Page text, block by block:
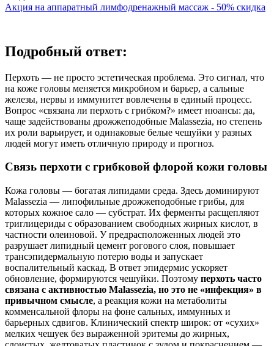
Акция на аппаратный лимфодренажный массаж - 50% скидка
Подробный ответ:
Перхоть — не просто эстетическая проблема. Это сигнал, что
на коже головы меняется микробиом и барьер, а сальные
железы, нервы и иммунитет вовлечены в единый процесс.
Вопрос «связана ли перхоть с грибком?» имеет нюансы: да,
чаще задействованы дрожжеподобные Malassezia, но степень
их роли варьирует, и одинаковые белые чешуйки у разных
людей могут иметь отличную природу и прогноз.
Связь перхоти с грибковой флорой кожи головы
Кожа головы — богатая липидами среда. Здесь доминируют
Malassezia — липофильные дрожжеподобные грибы, для
которых кожное сало — субстрат. Их ферменты расщепляют
триглицериды с образованием свободных жирных кислот, в
частности олеиновой. У предрасположенных людей это
разрушает липидный цемент рогового слоя, повышает
трансэпидермальную потерю воды и запускает
воспалительный каскад. В ответ эпидермис ускоряет
обновление, формируются чешуйки. Поэтому перхоть часто
связана с активностью Malassezia, но это не «инфекция» в
привычном смысле, а реакция кожи на метаболиты
комменсальной флоры на фоне сальных, иммунных и
барьерных сдвигов. Клинический спектр широк: от «сухих»
мелких чешуек без выраженной эритемы до жирных,